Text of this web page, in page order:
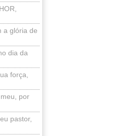
a glória de
dia da
força,
por
pastor,